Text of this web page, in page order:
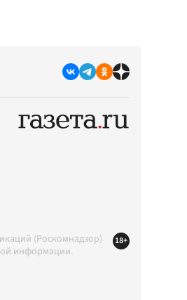
(Роскомнадзор)
информации.
18+